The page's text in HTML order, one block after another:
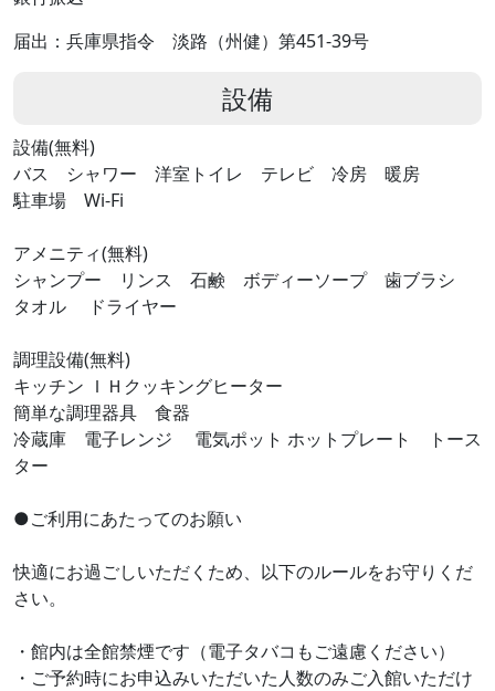
届出：兵庫県指令 淡路（州健）第451-39号
設備
設備(無料)
バス シャワー 洋室トイレ テレビ 冷房 暖房
駐車場 Wi-Fi
アメニティ(無料)
シャンプー リンス 石鹸 ボディーソープ 歯ブラシ
タオル ドライヤー
調理設備(無料)
キッチン ＩＨクッキングヒーター
簡単な調理器具 食器
冷蔵庫 電子レンジ 電気ポット ホットプレート トース
ター
●ご利用にあたってのお願い
快適にお過ごしいただくため、以下のルールをお守りくだ
さい。
・館内は全館禁煙です（電子タバコもご遠慮ください）
・ご予約時にお申込みいただいた人数のみご入館いただけ